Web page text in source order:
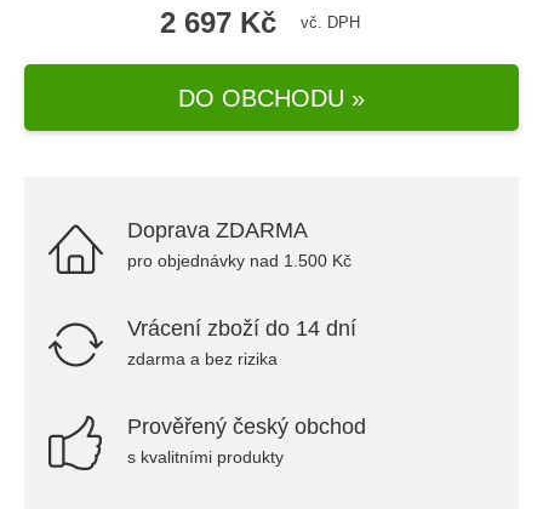
2 697 Kč vč. DPH
DO OBCHODU »
Doprava ZDARMA
pro objednávky nad 1.500 Kč
Vrácení zboží do 14 dní
zdarma a bez rizika
Prověřený český obchod
s kvalitními produkty